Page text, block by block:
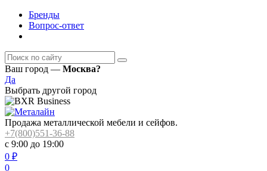
Бренды
Вопрос-ответ
Ваш город — Москва?
Да
Выбрать другой город
Продажа металлической мебели и сейфов.
+7(800)551-36-88
с 9:00 до 19:00
0 ₽
0